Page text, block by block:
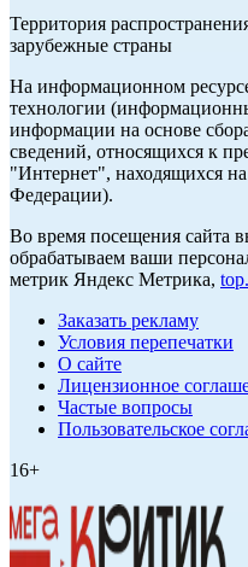
Территория
зарубежные страны
На информационном
технологии
информации на основе
сведений, относящихся к
"Интернет", находящихся
Федерации).
Во время посещения сайта
обрабатываем ваши
метрик Яндекс Метрика,
Заказать рекламу
Условия перепечатки
О сайте
Лицензионное
Частые вопросы
Пользовательское
16+